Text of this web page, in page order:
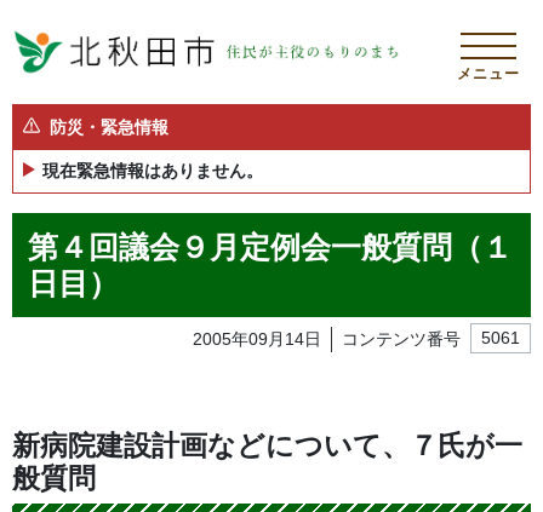
メニュー
防災・緊急情報
現在緊急情報はありません。
第４回議会９月定例会一般質問（１
日目）
2005年09月14日 コンテンツ番号 5061
新病院建設計画などについて、７氏が一
般質問